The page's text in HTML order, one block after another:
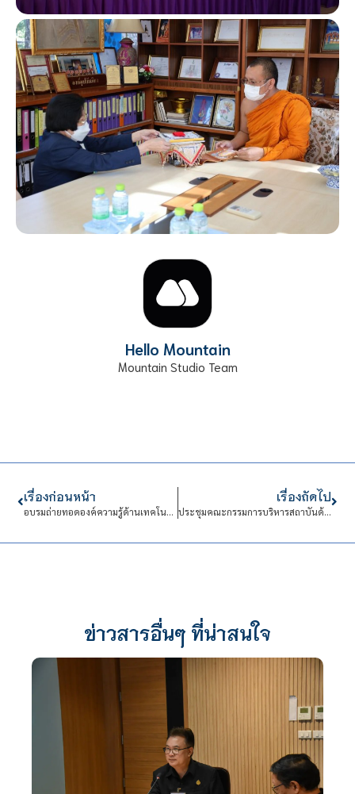
Hello Mountain
Mountain Studio Team
เรื่องก่อนหน้า
อบรมถ่ายทอดองค์ความรู้ด้านเทคโนโลยีพลังงานทดแทน
เรื่องถัดไป
ประชุมคณะกรรมการบริหารสถาบันด้านการบริหารงานนบุคคล (กบค.)
ข่าวสารอื่นๆ ที่น่าสนใจ